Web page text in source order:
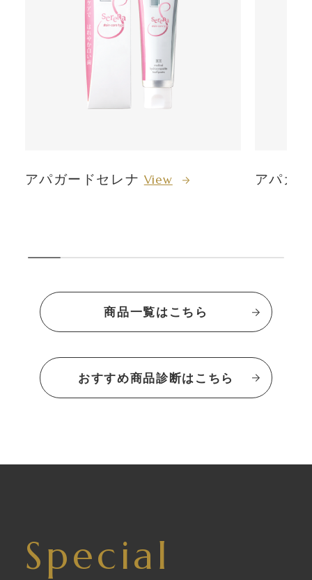
アパガードセレナ View アパガ
商品一覧はこちら
おすすめ商品診断はこちら
Special